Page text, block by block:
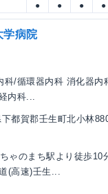
● ● ● ●
学病院
科/循環器内科 消化器内
内科...
都賀郡壬生町北小林
ゃのまち駅より徒歩10
(高速)壬生...